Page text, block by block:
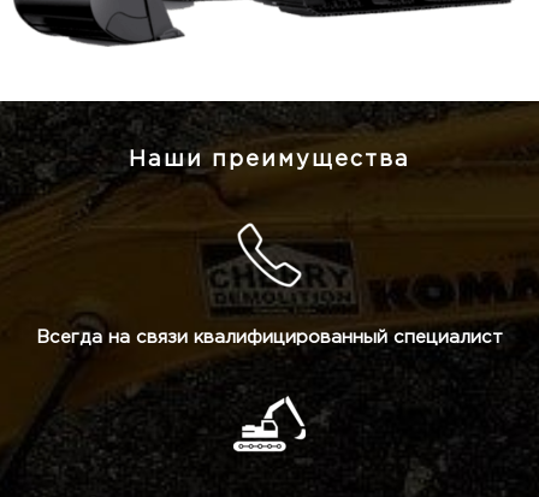
Наши преимущества
Всегда на связи квалифицированный специалист